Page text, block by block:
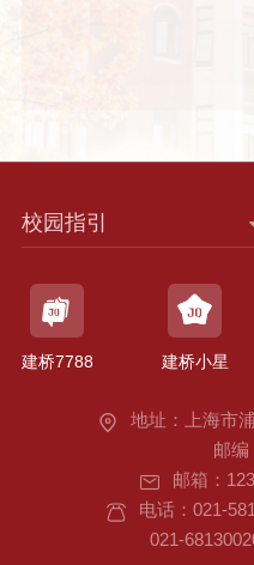
地址：上海市
邮编
邮箱：
电话：021-
021-
校园指引
建桥7788 建桥小星